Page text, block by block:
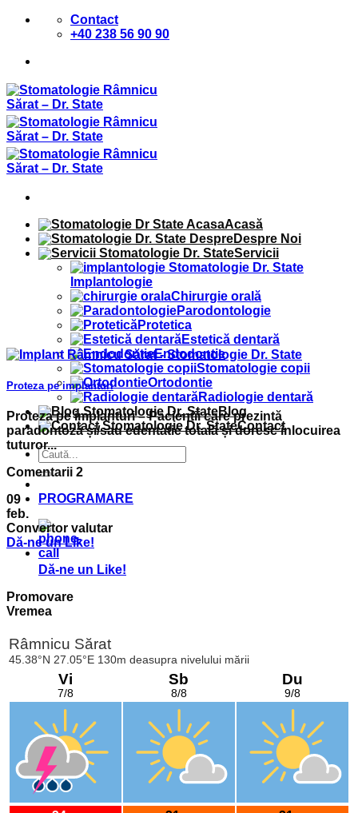
Sari
Contact
+40 238 56 90 90
Acasă
Despre Noi
Servicii
Implantologie
Chirurgie orală
Parodontologie
Protetica
Estetică dentară
Endodontie
Stomatologie copii
Ortodontie
Radiologie dentară
Blog
Contact
PROGRAMARE
Proteza pe implanturi
Proteza pe implanturi – Pacienții care prezintă
paradontoză și/sau edentatie totală și doresc înlocuirea
tuturor...
Comentarii 2
09
feb.
Convertor valutar
Dă-ne un Like!
Dă-ne un Like!
Promovare
Vremea